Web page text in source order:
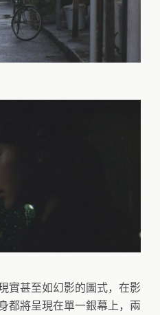
實甚至如幻影的圖式，在影
都將呈現在單一銀幕上，兩